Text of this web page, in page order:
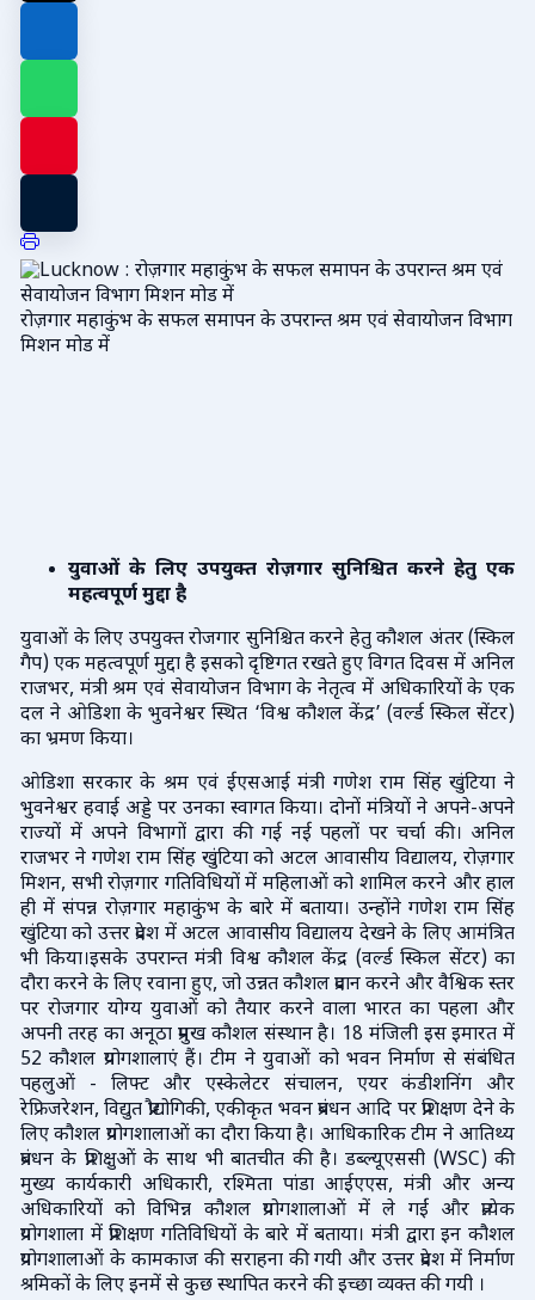
रोज़गार महाकुंभ के सफल समापन के उपरान्त श्रम एवं सेवायोजन विभाग
मिशन मोड में
युवाओं के लिए उपयुक्त रोज़गार सुनिश्चित करने हेतु एक
महत्वपूर्ण मुद्दा है
युवाओं के लिए उपयुक्त रोजगार सुनिश्चित करने हेतु कौशल अंतर (स्किल
गैप) एक महत्वपूर्ण मुद्दा है इसको दृष्टिगत रखते हुए विगत दिवस में अनिल
राजभर, मंत्री श्रम एवं सेवायोजन विभाग के नेतृत्व में अधिकारियों के एक
दल ने ओडिशा के भुवनेश्वर स्थित ‘विश्व कौशल केंद्र’ (वर्ल्ड स्किल सेंटर)
का भ्रमण किया।
ओडिशा सरकार के श्रम एवं ईएसआई मंत्री गणेश राम सिंह खुंटिया ने
भुवनेश्वर हवाई अड्डे पर उनका स्वागत किया। दोनों मंत्रियों ने अपने-अपने
राज्यों में अपने विभागों द्वारा की गई नई पहलों पर चर्चा की। अनिल
राजभर ने गणेश राम सिंह खुंटिया को अटल आवासीय विद्यालय, रोज़गार
मिशन, सभी रोज़गार गतिविधियों में महिलाओं को शामिल करने और हाल
ही में संपन्न रोज़गार महाकुंभ के बारे में बताया। उन्होंने गणेश राम सिंह
खुंटिया को उत्तर प्रदेश में अटल आवासीय विद्यालय देखने के लिए आमंत्रित
भी किया।इसके उपरान्त मंत्री विश्व कौशल केंद्र (वर्ल्ड स्किल सेंटर) का
दौरा करने के लिए रवाना हुए, जो उन्नत कौशल प्रदान करने और वैश्विक स्तर
पर रोजगार योग्य युवाओं को तैयार करने वाला भारत का पहला और
अपनी तरह का अनूठा प्रमुख कौशल संस्थान है। 18 मंजिली इस इमारत में
52 कौशल प्रयोगशालाएं हैं। टीम ने युवाओं को भवन निर्माण से संबंधित
पहलुओं - लिफ्ट और एस्केलेटर संचालन, एयर कंडीशनिंग और
रेफ्रिजरेशन, विद्युत प्रौद्योगिकी, एकीकृत भवन प्रबंधन आदि पर प्रशिक्षण देने के
लिए कौशल प्रयोगशालाओं का दौरा किया है। आधिकारिक टीम ने आतिथ्य
प्रबंधन के प्रशिक्षुओं के साथ भी बातचीत की है। डब्ल्यूएससी (WSC) की
मुख्य कार्यकारी अधिकारी, रश्मिता पांडा आईएएस, मंत्री और अन्य
अधिकारियों को विभिन्न कौशल प्रयोगशालाओं में ले गईं और प्रत्येक
प्रयोगशाला में प्रशिक्षण गतिविधियों के बारे में बताया। मंत्री द्वारा इन कौशल
प्रयोगशालाओं के कामकाज की सराहना की गयी और उत्तर प्रदेश में निर्माण
श्रमिकों के लिए इनमें से कुछ स्थापित करने की इच्छा व्यक्त की गयी ।